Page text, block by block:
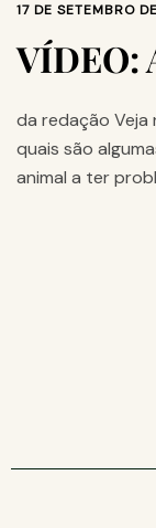
17 DE SETEMBRO
VÍDEO:
da redação
quais são
animal a ter